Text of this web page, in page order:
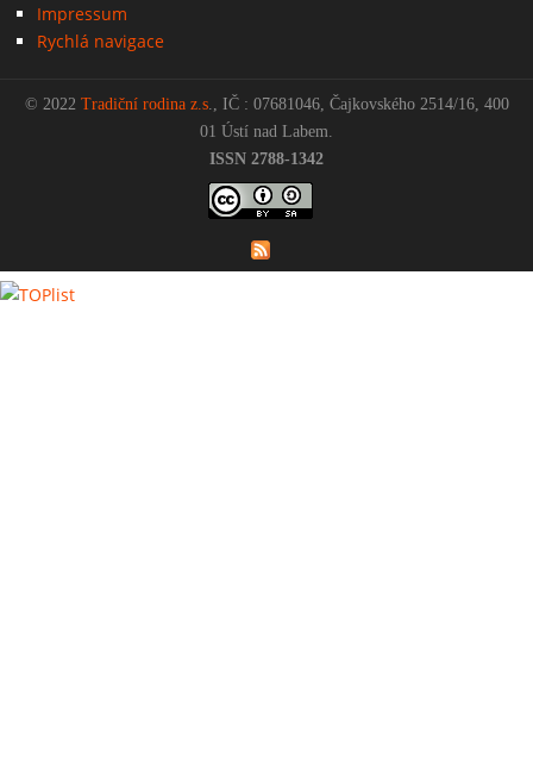
Impressum
Rychlá navigace
© 2022 Tradiční rodina z.s., IČ : 07681046, Čajkovského 2514/16, 400
01 Ústí nad Labem.
ISSN 2788-1342